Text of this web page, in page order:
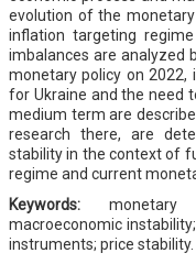
evolution of the
inflation targeting
imbalances are analyzed
monetary policy on
for Ukraine and the need
medium term are
research there, are
stability in the context of
regime and current
Keywords:
macroeconomic
instruments; price stability.